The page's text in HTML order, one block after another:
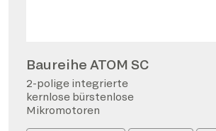
Baureihe ATOM SC
2-polige integrierte
kernlose bürstenlose
Mikromotoren